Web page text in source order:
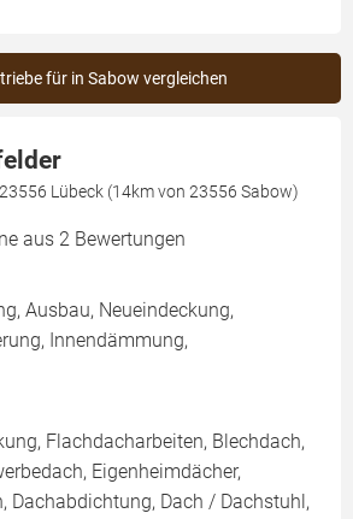
für in Sabow vergleichen
Lübeck (14km von 23556 Sabow)
aus 2 Bewertungen
Ausbau, Neueindeckung,
Innendämmung,
Flachdacharbeiten, Blechdach,
Eigenheimdächer,
Dachabdichtung, Dach / Dachstuhl,